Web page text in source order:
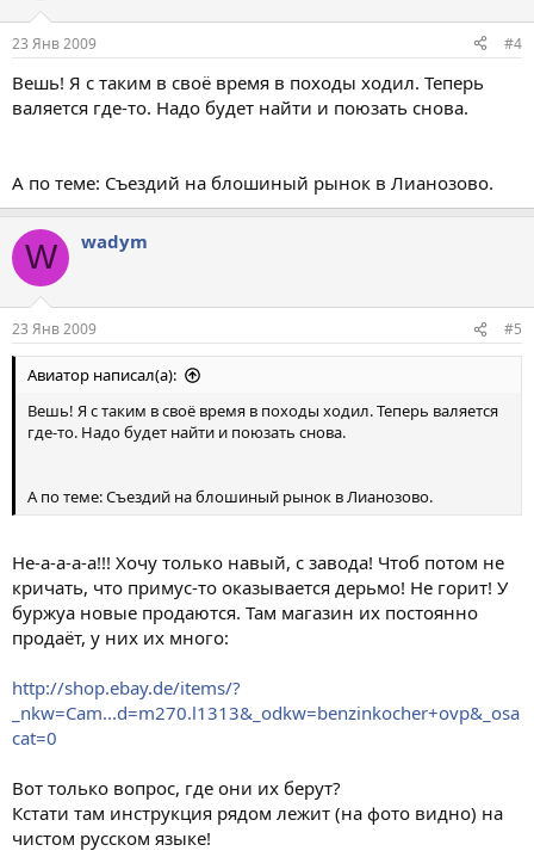
23 Янв 2009 #4
Вешь! Я с таким в своё время в походы ходил. Теперь
валяется где-то. Надо будет найти и поюзать снова.
А по теме: Съездий на блошиный рынок в Лианозово.
W wadym
23 Янв 2009 #5
Авиатор написал(а):
Вешь! Я с таким в своё время в походы ходил. Теперь валяется
где-то. Надо будет найти и поюзать снова.
А по теме: Съездий на блошиный рынок в Лианозово.
Не-а-а-а-а!!! Хочу только навый, с завода! Чтоб потом не
кричать, что примус-то оказывается дерьмо! Не горит! У
буржуа новые продаются. Там магазин их постоянно
продаёт, у них их много:
http://shop.ebay.de/items/?
_nkw=Cam...d=m270.l1313&_odkw=benzinkocher+ovp&_osa
cat=0
Вот только вопрос, где они их берут?
Кстати там инструкция рядом лежит (на фото видно) на
чистом русском языке!